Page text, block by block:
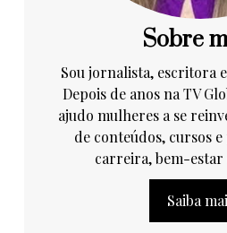
Sobre
Sou jornalista, escritora
Depois de anos na TV
ajudo mulheres a se
de conteúdos, cursos
carreira, bem-
Saiba